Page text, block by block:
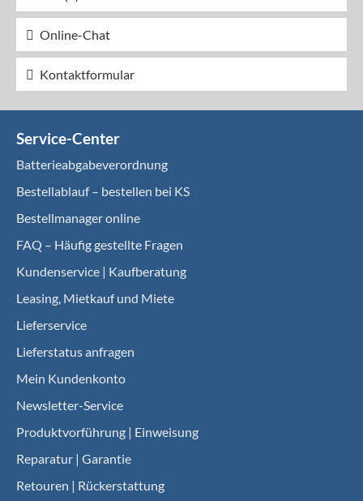
Online-Chat
Kontaktformular
Service-Center
Batterieabgabeverordnung
Bestellablauf – bestellen bei KS
Bestellmanager online
FAQ – Häufig gestellte Fragen
Kundenservice | Kaufberatung
Leasing, Mietkauf und Miete
Lieferservice
Lieferstatus anfragen
Mein Kundenkonto
Newsletter-Service
Produktvorführung | Einweisung
Reparatur | Garantie
Retouren | Rückerstattung